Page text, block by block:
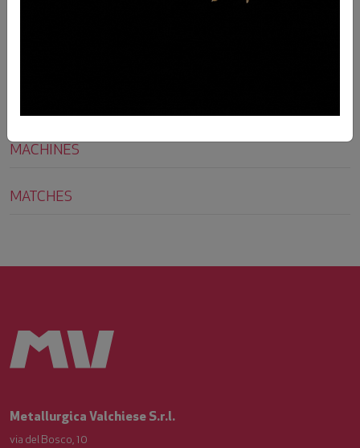
MACHINES
MATCHES
Metallurgica Valchiese S.r.l.
via del Bosco, 10